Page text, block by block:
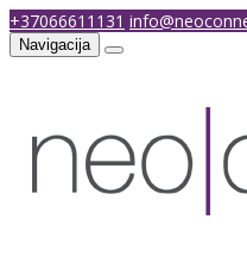
+37066611131
Navigacija